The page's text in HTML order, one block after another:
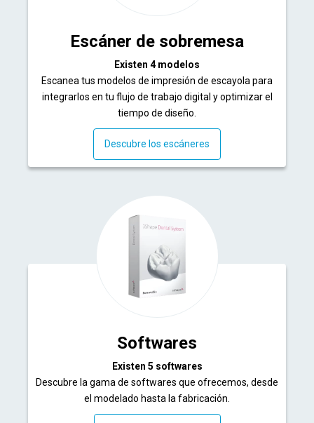
Escáner de sobremesa
Existen 4 modelos
Escanea tus modelos de impresión de escayola para
integrarlos en tu flujo de trabajo digital y optimizar el
tiempo de diseño.
Descubre los escáneres
Softwares
Existen 5 softwares
Descubre la gama de softwares que ofrecemos, desde
el modelado hasta la fabricación.